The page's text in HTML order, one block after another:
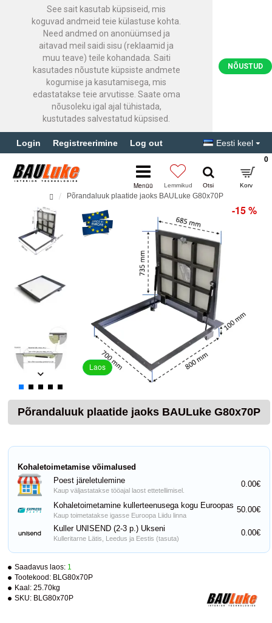
See sait kasutab küpsiseid, mis
koguvad andmeid teie külastuse kohta.
Need andmed on anonüümsed ja
aitavad meil saidi sisu (reklaamid ja
muu teave) teile kohandada. Saiti
kasutades nõustute küpsiste andmete
kogumise ja kasutamisega, mis
edastatakse teie arvutisse. Saate oma
nõusoleku igal ajal tühistada,
kustutades salvestatud küpsised.
NÕUSTUD
Login Registreerimine Log out Eesti keel
0
Põrandaluuk plaatide jaoks BAULuke G80x70P
Laos
-15 %
Põrandaluuk plaatide jaoks BAULuke G80x70P
Saadavus laos: 1
Tootekood: BLG80x70P
Kaal: 25.70kg
SKU: BLG80x70P
Kohaletoimetamise võimalused
Poest järeletulemine
Kaup väljastatakse tööajal laost ettetellimisel.
0.00€
Kohaletoimetamine kullerteenusega kogu Euroopas
Kaup toimetatakse igasse Euroopa Liidu linna
50.00€
Kuller UNISEND (2-3 p.) Ukseni
Kulleritarne Lätis, Leedus ja Eestis (tasuta)
0.00€